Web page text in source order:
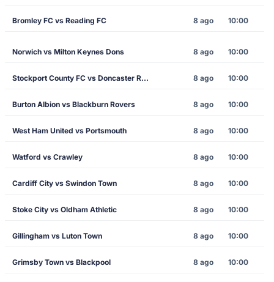
Bromley FC vs Reading FC 8 ago 10:00
Norwich vs Milton Keynes Dons 8 ago 10:00
Stockport County FC vs Doncaster Rovers 8 ago 10:00
Burton Albion vs Blackburn Rovers 8 ago 10:00
West Ham United vs Portsmouth 8 ago 10:00
Watford vs Crawley 8 ago 10:00
Cardiff City vs Swindon Town 8 ago 10:00
Stoke City vs Oldham Athletic 8 ago 10:00
Gillingham vs Luton Town 8 ago 10:00
Grimsby Town vs Blackpool 8 ago 10:00